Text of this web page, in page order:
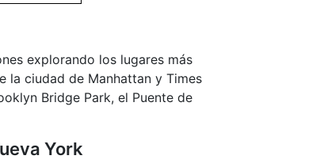
explorando los lugares más
la ciudad de Manhattan y Times
Bridge Park, el Puente de
York